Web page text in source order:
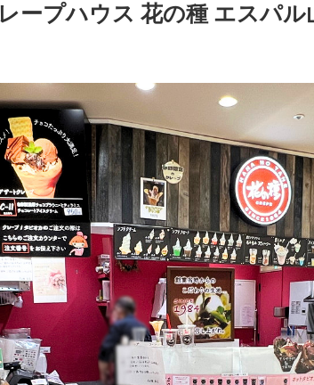
ープハウス 花の種 エスパル